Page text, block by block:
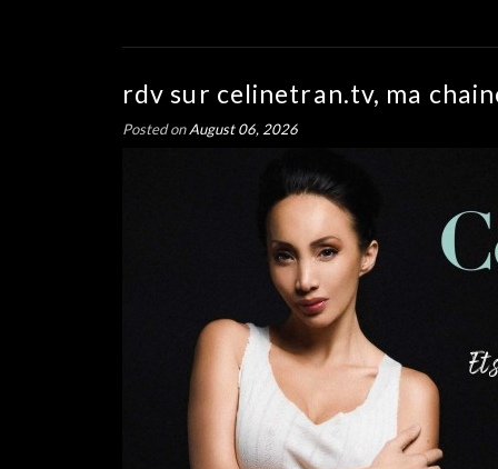
rdv sur celinetran.tv, ma
Posted onAugust 06, 2026